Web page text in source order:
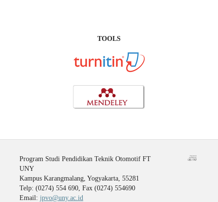
TOOLS
Program Studi Pendidikan Teknik Otomotif FT
UNY
Kampus Karangmalang, Yogyakarta, 55281
Telp: (0274) 554 690, Fax (0274) 554690
Email: jpvo@uny.ac.id